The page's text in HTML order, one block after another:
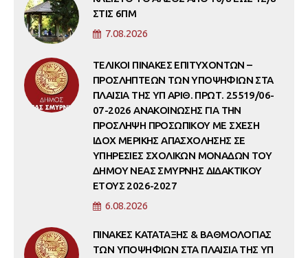
ΣΤΙΣ 6ΠΜ
7.08.2026
ΤΕΛΙΚΟΙ ΠΙΝΑΚΕΣ ΕΠΙΤΥΧΟΝΤΩΝ –
ΠΡΟΣΛΗΠΤΕΩΝ ΤΩΝ ΥΠΟΨΗΦΙΩΝ ΣΤΑ
ΠΛΑΙΣΙΑ ΤΗΣ ΥΠ ΑΡΙΘ. ΠΡΩΤ. 25519/06-
07-2026 ΑΝΑΚΟΙΝΩΣΗΣ ΓΙΑ ΤΗΝ
ΠΡΟΣΛΗΨΗ ΠΡΟΣΩΠΙΚΟΥ ΜΕ ΣΧΕΣΗ
ΙΔΟΧ ΜΕΡΙΚΗΣ ΑΠΑΣΧΟΛΗΣΗΣ ΣΕ
ΥΠΗΡΕΣΙΕΣ ΣΧΟΛΙΚΩΝ ΜΟΝΑΔΩΝ ΤΟΥ
ΔΗΜΟΥ ΝΕΑΣ ΣΜΥΡΝΗΣ ΔΙΔΑΚΤΙΚΟΥ
ΕΤΟΥΣ 2026-2027
6.08.2026
ΠΙΝΑΚΕΣ ΚΑΤΑΤΑΞΗΣ & ΒΑΘΜΟΛΟΓΙΑΣ
ΤΩΝ ΥΠΟΨΗΦΙΩΝ ΣΤΑ ΠΛΑΙΣΙΑ ΤΗΣ ΥΠ